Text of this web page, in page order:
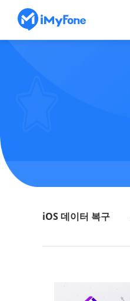
iOS 데이터 복구